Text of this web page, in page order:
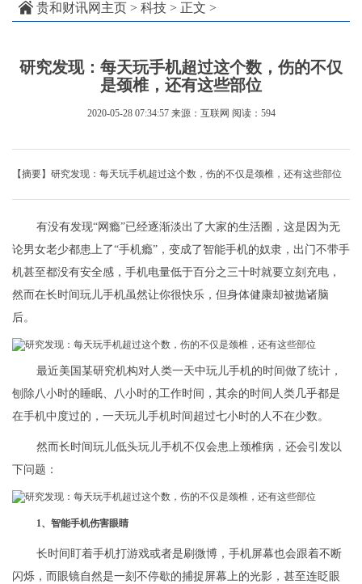
贵和财讯网主页 > 科技 > 正文 >
研究发现：每天玩手机超过这个数，伤的不仅
是颈椎，还有这些部位
2020-05-28 07:34:57 来源：互联网 阅读：594
【摘要】研究发现：每天玩手机超过这个数，伤的不仅是颈椎，还有这些部位
有没有发现“网瘾”已经逐渐淡出了大家的生活圈，这是因为无
论男女老少都患上了“手机瘾”，变成了智能手机的奴隶，出门不带手
机甚至都没有安全感，手机电量低于百分之三十时就要立刻充电，
然而在长时间玩儿手机虽然让你很快乐，但身体健康却被抛诸脑
后。
最近美国某研究机构对人类一天中玩儿手机的时间做了统计，
刨除八小时的睡眠、八小时的工作时间，其余的时间人类几乎都是
在手机中度过的，一天玩儿手机时间超过七小时的人不在少数。
然而长时间玩儿低头玩儿手机不仅会患上颈椎病，还会引发以
下问题：
1、智能手机伤害眼睛
长时间盯着手机打游戏或者是刷微博，手机屏幕也会跟着不断
闪烁，而眼镜自然是一刻不停歇的捕捉屏幕上的光影，甚至连眨眼